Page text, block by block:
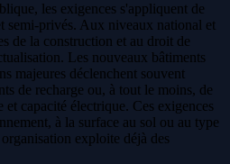
les exigences s'appliquent de
semi-privés. Aux niveaux national et
de la construction et au droit de
Les nouveaux bâtiments
majeures déclenchent souvent
de recharge ou, à tout le moins, de
et capacité électrique. Ces exigences
à la surface au sol ou au type
exploite déjà des